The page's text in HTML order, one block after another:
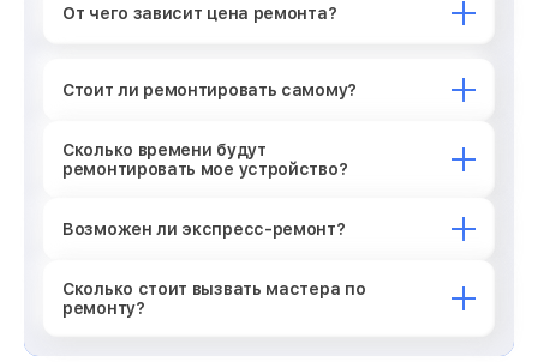
От чего зависит цена ремонта?
Стоит ли ремонтировать самому?
Сколько времени будут
ремонтировать мое устройство?
Возможен ли экспресс-ремонт?
Сколько стоит вызвать мастера по
ремонту?